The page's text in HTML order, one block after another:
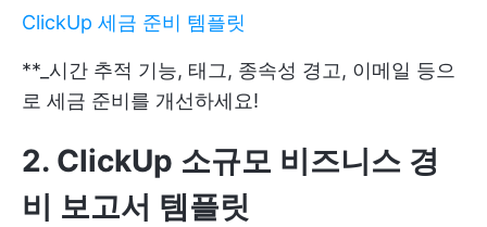
ClickUp 세금 준비 템플릿
**_시간 추적 기능, 태그, 종속성 경고, 이메일 등으
로 세금 준비를 개선하세요!
2. ClickUp 소규모 비즈니스 경
비 보고서 템플릿